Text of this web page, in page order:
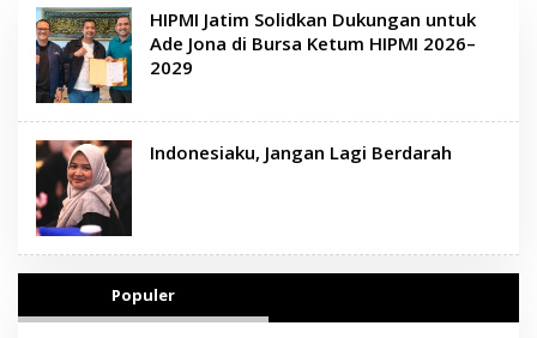
HIPMI Jatim Solidkan Dukungan untuk
Ade Jona di Bursa Ketum HIPMI 2026–
2029
Indonesiaku, Jangan Lagi Berdarah
Populer